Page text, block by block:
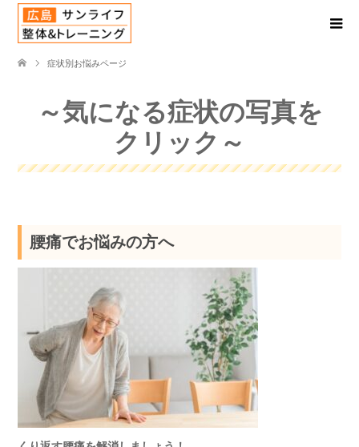
症状別お悩みページ
～気になる症状の写真を
クリック～
腰痛でお悩みの方へ